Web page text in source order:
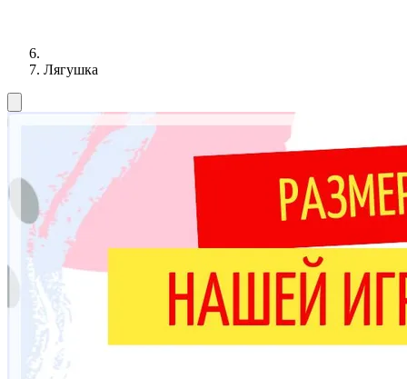
Лягушка